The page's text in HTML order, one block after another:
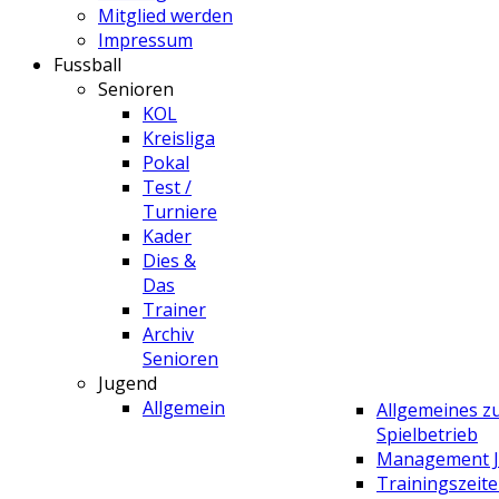
Mitglied werden
Impressum
Fussball
Senioren
KOL
Kreisliga
Pokal
Test /
Turniere
Kader
Dies &
Das
Trainer
Archiv
Senioren
Jugend
Allgemein
Allgemeines
Spielbetrieb
Management